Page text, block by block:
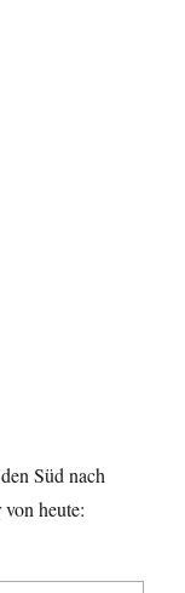
Süd nach
heute: